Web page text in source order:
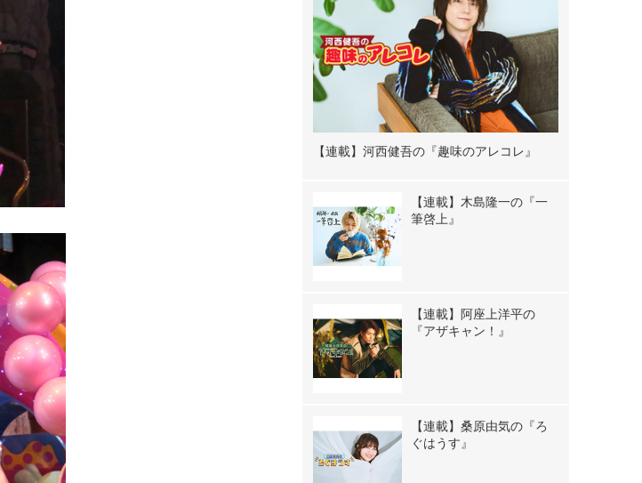
【連載】河西健吾の『趣味のアレコレ』
【連載】木島隆一の『一
筆啓上』
【連載】阿座上洋平の
『アザキャン！』
【連載】桑原由気の『ろ
ぐはうす』